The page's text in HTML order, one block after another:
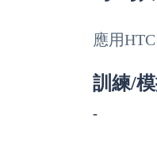
應用
訓練/
-